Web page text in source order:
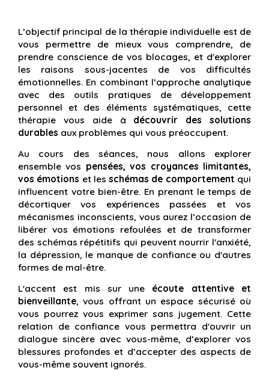
L’objectif principal de la thérapie individuelle est de
vous permettre de mieux vous comprendre, de
prendre conscience de vos blocages, et d'explorer
les raisons sous-jacentes de vos difficultés
émotionnelles. En combinant l’approche analytique
avec des outils pratiques de développement
personnel et des éléments systématiques, cette
thérapie vous aide à découvrir des solutions
durables aux problèmes qui vous préoccupent.
Au cours des séances, nous allons explorer
ensemble vos pensées, vos croyances limitantes,
vos émotions et lesschémas de comportement qui
influencent votre bien-être. En prenant le temps de
décortiquer vos expériences passées et vos
mécanismes inconscients, vous aurez l’occasion de
libérer vos émotions refoulées et de transformer
des schémas répétitifs qui peuvent nourrir l'anxiété,
la dépression, le manque de confiance ou d'autres
formes de mal-être.
L'accent est mis sur une écoute attentive et
bienveillante, vous offrant un espace sécurisé où
vous pourrez vous exprimer sans jugement. Cette
relation de confiance vous permettra d'ouvrir un
dialogue sincère avec vous-même, d’explorer vos
blessures profondes et d’accepter des aspects de
vous-même souvent ignorés.